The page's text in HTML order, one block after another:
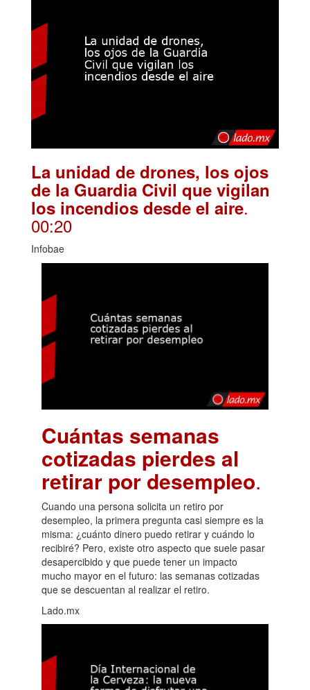
La unidad de drones, los ojos
de la Guardia Civil que vigilan
los incendios desde el aire.
00:20
Infobae
Cuántas semanas
cotizadas pierdes al
retirar por desempleo.
Cuando una persona solicita un retiro por
desempleo, la primera pregunta casi siempre es la
misma: ¿cuánto dinero puedo retirar y cuándo lo
recibiré? Pero, existe otro aspecto que suele pasar
desapercibido y que puede tener un impacto
mucho mayor en el futuro: las semanas cotizadas
que se descuentan al realizar el retiro.
Lado.mx